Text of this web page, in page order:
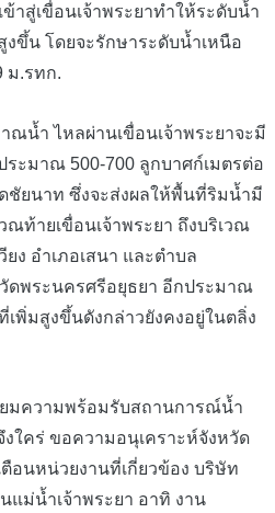
าสู่เขื่อนเจ้าพระยาทำให้ระดับน้ำ
งขึ้น โดยจะรักษาระดับน้ำเหนือ
ม.รทก.
ำ ไหลผ่านเขื่อนเจ้าพระยาจะมี
ะมาณ 500-700 ลูกบาศก์เมตรต่อ
ชัยนาท ซึ่งจะส่งผลให้พื้นที่ริมน้ำมี
ณท้ายเขื่อนเจ้าพระยา ถึงบริเวณ
ง อำเภอเสนา และตำบล
ดพระนครศรีอยุธยา อีกประมาณ
เพิ่มสูงขึ้นดังกล่าวยังคงอยู่ในตลิ่ง
ความพร้อมรับสถานการณ์น้ำ
ใคร่ ขอความอนุเคราะห์จังหวัด
อนหน่วยงานที่เกี่ยวข้อง บริษัท
แม่น้ำเจ้าพระยา อาทิ งาน